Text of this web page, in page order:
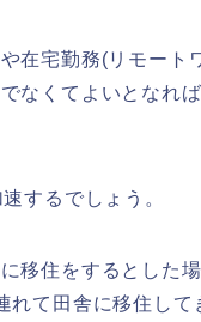
在宅勤務(リモート
なくてよいとなれ
するでしょう。
移住をするとした
て田舎に移住し